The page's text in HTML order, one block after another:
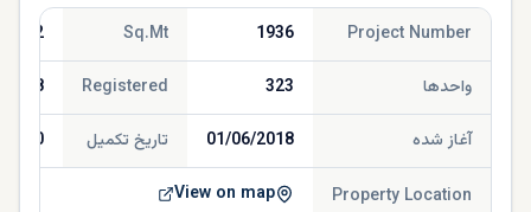
Project Number
1936
Sq.Mt
واحدها 323
Registered
آغاز شده 01/06/2018 تاریخ تکمیل
Property Location
View on map